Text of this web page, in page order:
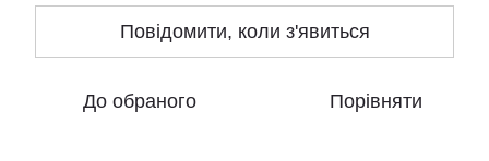
Повідомити, коли з'явиться
До обраного Порівняти